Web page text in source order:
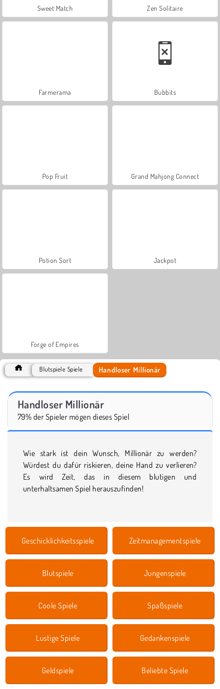
Sweet Match Zen Solitaire
Farmerama Bubbits
Pop Fruit Grand Mahjong Connect
Potion Sort Jackpot
Forge of Empires
Blutspiele Spiele Handloser Millionär
Handloser Millionär
79% der Spieler mögen dieses Spiel
Wie stark ist dein Wunsch, Millionär zu werden?
Würdest du dafür riskieren, deine Hand zu verlieren?
Es wird Zeit, das in diesem blutigen und
unterhaltsamen Spiel herauszufinden!
Geschicklichkeitsspiele Zeitmanagementspiele
Blutspiele Jungenspiele
Coole Spiele Spaßspiele
Lustige Spiele Gedankenspiele
Geldspiele Beliebte Spiele